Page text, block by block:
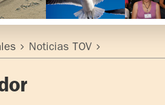
Noticias TOV